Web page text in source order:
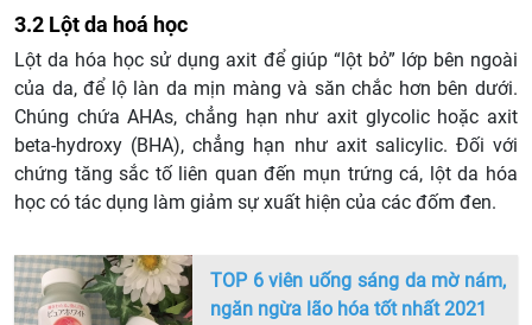
3.2 Lột da hoá học
Lột da hóa học sử dụng axit để giúp “lột bỏ” lớp bên ngoài
của da, để lộ làn da mịn màng và săn chắc hơn bên dưới.
Chúng chứa AHAs, chẳng hạn như axit glycolic hoặc axit
beta-hydroxy (BHA), chẳng hạn như axit salicylic. Đối với
chứng tăng sắc tố liên quan đến mụn trứng cá, lột da hóa
học có tác dụng làm giảm sự xuất hiện của các đốm đen.
TOP 6 viên uống sáng da mờ nám,
ngăn ngừa lão hóa tốt nhất 2021